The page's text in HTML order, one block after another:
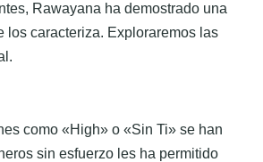
Rawayana ha demostrado una
los caracteriza. Exploraremos las
como «High» o «Sin Ti» se han
sin esfuerzo les ha permitido